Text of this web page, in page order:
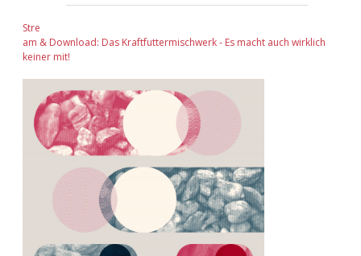
Stre
am & Download: Das Kraftfuttermischwerk - Es macht auch wirklich
keiner mit!